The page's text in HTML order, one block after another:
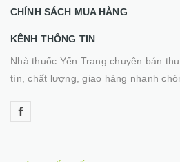
CHÍNH SÁCH MUA HÀNG
KÊNH THÔNG TIN
Nhà thuốc Yến Trang chuyên bán
tín, chất lượng, giao hàng nhanh